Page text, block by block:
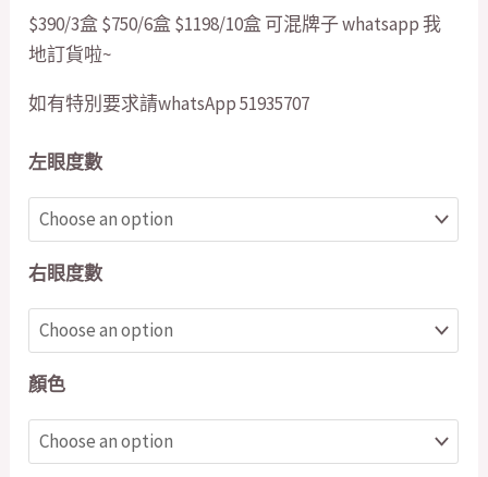
$390/3盒 $750/6盒 $1198/10盒 可混牌子 whatsapp 我
地訂貨啦~
如有特別要求請whatsApp 51935707
左眼度數
右眼度數
顏色